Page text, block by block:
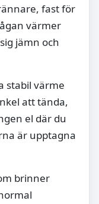
fast för
värmer
jämn och
stabil värme
att tända,
el där du
är upptagna
brinner